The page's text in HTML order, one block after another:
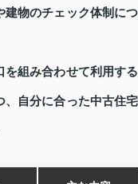
建物のチェック体制に
を組み合わせて利用す
、自分に合った中古住